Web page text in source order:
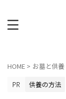
HOME > お墓と供養
供養の方法